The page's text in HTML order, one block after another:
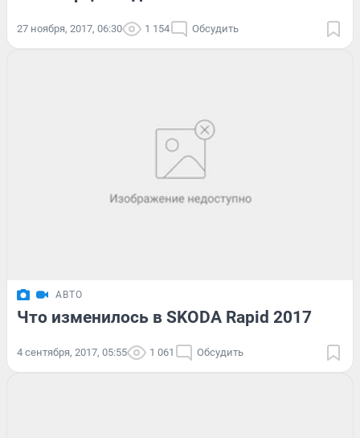
27 ноября, 2017, 06:30 1 154 Обсудить
АВТО
Что изменилось в SKODA Rapid 2017
4 сентября, 2017, 05:55 1 061 Обсудить